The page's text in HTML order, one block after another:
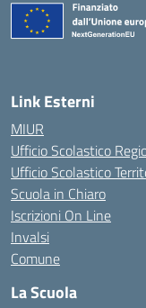
Link Esterni
MIUR
Ufficio Scolastico
Ufficio Scolastico
Scuola in Chiaro
Iscrizioni On Line
Invalsi
Comune
La Scuola